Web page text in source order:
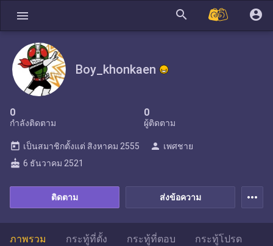
menu search account_circle
Boy_khonkaen
0
กำลังติดตาม
0
ผู้ติดตาม
ส่งข้อความ
ติดตาม
today เป็นสมาชิกตั้งแต่ สิงหาคม 2555 person เพศชาย
cake 6 ธันวาคม 2521
more_horiz
ภาพรวม กระทู้ที่ตั้ง กระทู้ที่ตอบ กระทู้โปรด